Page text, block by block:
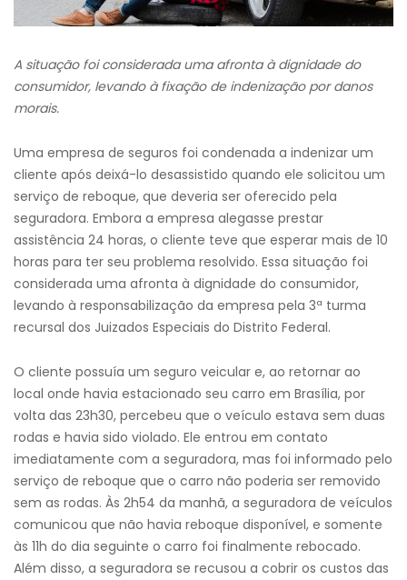
A situação foi considerada uma afronta à dignidade do
consumidor, levando à fixação de indenização por danos
morais.
Uma empresa de seguros foi condenada a indenizar um
cliente após deixá-lo desassistido quando ele solicitou um
serviço de reboque, que deveria ser oferecido pela
seguradora. Embora a empresa alegasse prestar
assistência 24 horas, o cliente teve que esperar mais de 10
horas para ter seu problema resolvido. Essa situação foi
considerada uma afronta à dignidade do consumidor,
levando à responsabilização da empresa pela 3ª turma
recursal dos Juizados Especiais do Distrito Federal.
O cliente possuía um seguro veicular e, ao retornar ao
local onde havia estacionado seu carro em Brasília, por
volta das 23h30, percebeu que o veículo estava sem duas
rodas e havia sido violado. Ele entrou em contato
imediatamente com a seguradora, mas foi informado pelo
serviço de reboque que o carro não poderia ser removido
sem as rodas. Às 2h54 da manhã, a seguradora de veículos
comunicou que não havia reboque disponível, e somente
às 11h do dia seguinte o carro foi finalmente rebocado.
Além disso, a seguradora se recusou a cobrir os custos das